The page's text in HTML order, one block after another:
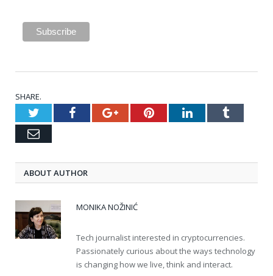
SHARE.
TwitterFacebookGoogle+PinterestLinkedInTumblr
Email
ABOUT AUTHOR
MONIKA NOŽINIĆ
Tech journalist interested in cryptocurrencies.
Passionately curious about the ways technology
is changing how we live, think and interact.